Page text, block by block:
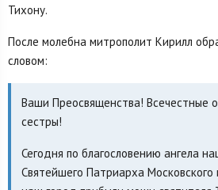
Тихону.
После молебна митрополит Кирилл
словом:
Ваши Преосвященства! Всечестные
сестры!
Сегодня по благословению ангела
Святейшего Патриарха Московского